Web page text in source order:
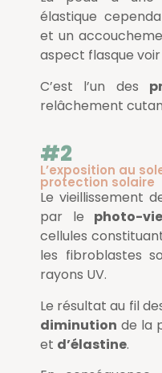
élastique
et un
aspect flasque
C’est l’un des
relâchement
#2
L’exposition au
protection solaire
Le vieillissement
par le photo-
cellules
les fibroblastes
rayons UV.
Le résultat au fil
diminution de la
et d’élastine.